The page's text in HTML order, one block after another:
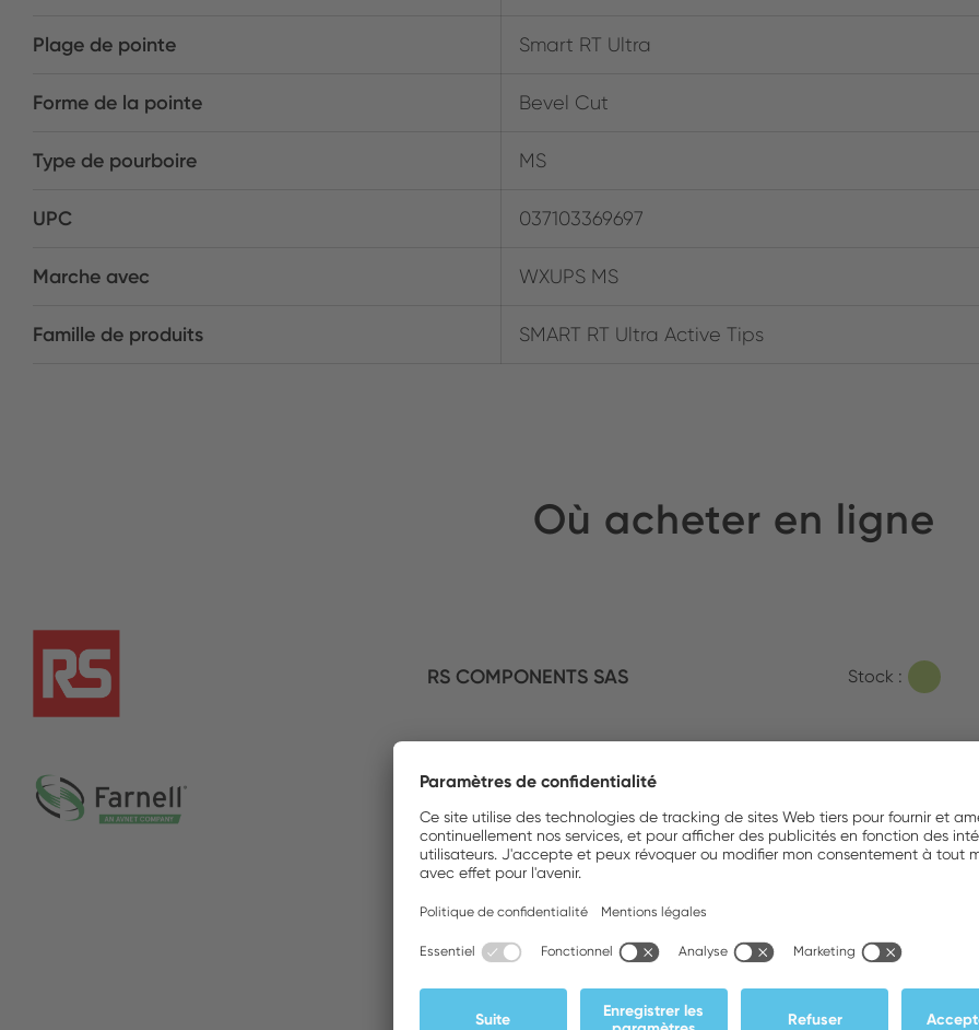
Plage de pointe Smart RT Ultra
Forme de la pointe Bevel Cut
Type de pourboire MS
UPC 037103369697
Marche avec WXUPS MS
Famille de produits SMART RT Ultra Active Tips
Où acheter en ligne
RS COMPONENTS SAS Stock :
Accessory